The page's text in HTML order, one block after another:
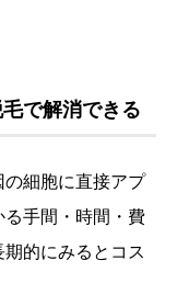
で解消できる
の細胞に直接アプ
る手間・時間・費
的にみるとコス